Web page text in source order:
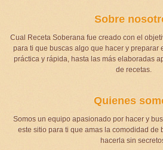
Sobre
Cual Receta Soberana fue creado con el
para ti que buscas algo que hacer y preparar
práctica y rápida, hasta las más elaboradas
de recetas.
Quienes
Somos un equipo apasionado por hacer y
este sitio para ti que amas la comodidad de
hacerla sin